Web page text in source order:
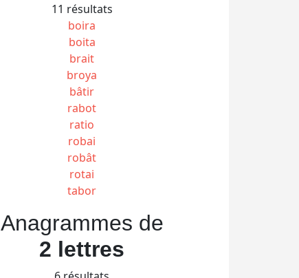
11 résultats
boira
boita
brait
broya
bâtir
rabot
ratio
robai
robât
rotai
tabor
Anagrammes de
2 lettres